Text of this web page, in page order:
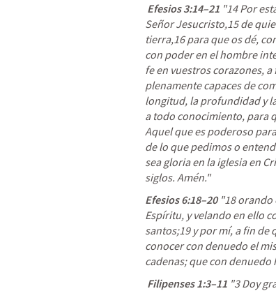
Efesios 3:14–21 "14 Por
Señor Jesucristo,15 de
tierra,16 para que os dé,
con poder en el hombre
fe en vuestros corazones,
plenamente capaces de
longitud, la profundidad y
a todo conocimiento, para
Aquel que es poderoso
de lo que pedimos o
sea gloria en la iglesia en
siglos. Amén."
Efesios 6:18–20 "18 orando
Espíritu, y velando en ello
santos;19 y por mí, a fin de
conocer con denuedo el
cadenas; que con
Filipenses 1:3–11 "3 Doy